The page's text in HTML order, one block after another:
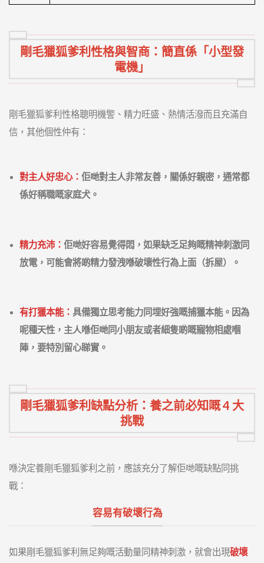
剛毛獵狐爹利性格與智商：簡直係「小型發
電機」
剛毛獵狐爹利性格聰明機警、精力旺盛、熱情活潑而且充滿自
信，其他個性仲有：
對主人好忠心：佢哋對主人非常友善，關係好親密，通常都
係好稱職嘅家庭犬。
精力充沛：佢哋好容易覺得悶，如果缺乏足夠嘅精神刺激同
放電，可能會將啲精力發洩喺破壞性行為上面（拆屋）。
有打獵本能：具備獨立思考能力同埋好強嘅捕獵本能。因為
呢種天性，主人喺佢哋同小朋友或者細隻啲嘅寵物相處嗰
陣，要特別留心睇實。
剛毛獵狐爹利缺點分析：養之前必知嘅 4 大
挑戰
喺決定養剛毛獵狐爹利之前，應該充分了解佢哋嘅缺點同挑
戰：
容易有破壞行為
如果剛毛獵狐爹利無足夠嘅活動量同精神刺激，就會出現破壞